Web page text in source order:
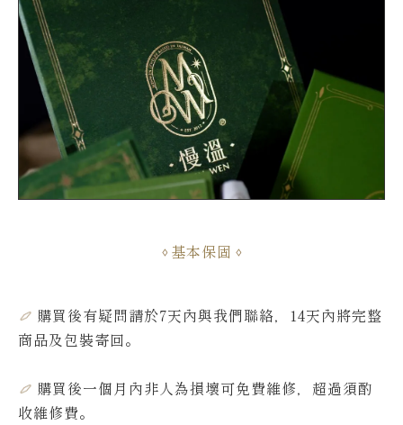
基本保固
購買後有疑問請於7天內與我們聯絡，14天內將完整
商品及包裝寄回。
購買後一個月內非人為損壞可免費維修，超過須酌
收維修費。